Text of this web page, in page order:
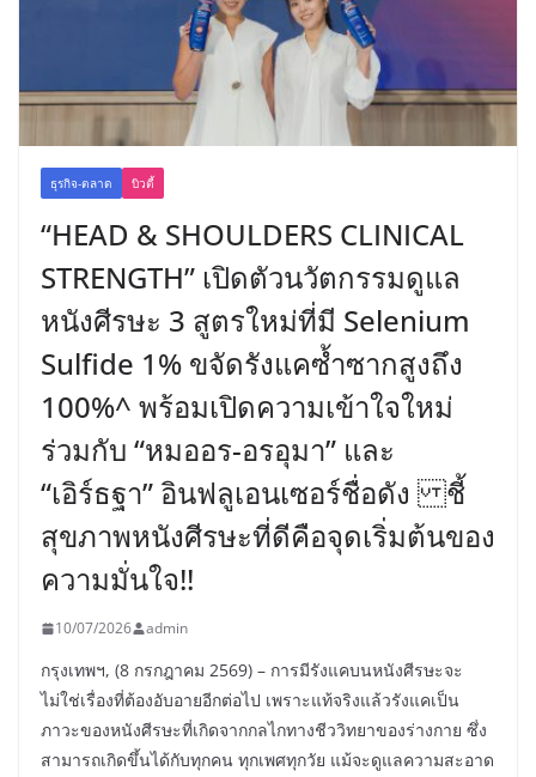
ธุรกิจ-ตลาด บิวตี้
“HEAD & SHOULDERS CLINICAL
STRENGTH” เปิดตัวนวัตกรรมดูแล
หนังศีรษะ 3 สูตรใหม่ที่มี Selenium
Sulfide 1% ขจัดรังแคซ้ำซากสูงถึง
100%^ พร้อมเปิดความเข้าใจใหม่
ร่วมกับ “หมออร-อรอุมา” และ
“เอิร์ธฐา” อินฟลูเอนเซอร์ชื่อดัง ชี้
สุขภาพหนังศีรษะที่ดีคือจุดเริ่มต้นของ
ความมั่นใจ!!
10/07/2026 admin
กรุงเทพฯ, (8 กรกฎาคม 2569) – การมีรังแคบนหนังศีรษะจะ
ไม่ใช่เรื่องที่ต้องอับอายอีกต่อไป เพราะแท้จริงแล้วรังแคเป็น
ภาวะของหนังศีรษะที่เกิดจากกลไกทางชีววิทยาของร่างกาย ซึ่ง
สามารถเกิดขึ้นได้กับทุกคน ทุกเพศทุกวัย แม้จะดูแลความสะอาด